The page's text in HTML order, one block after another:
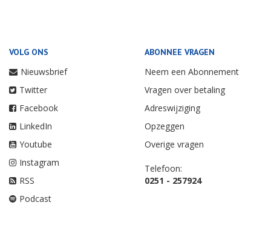
VOLG ONS
Nieuwsbrief
Twitter
Facebook
LinkedIn
Youtube
Instagram
RSS
Podcast
ABONNEE VRAGEN
Neem een Abonnement
Vragen over betaling
Adreswijziging
Opzeggen
Overige vragen
Telefoon:
0251 - 257924